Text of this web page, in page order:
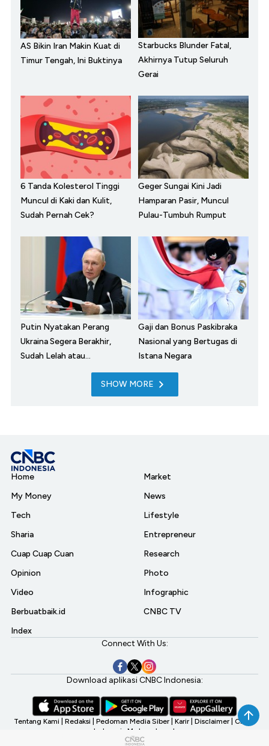
AS Bikin Iran Makin Kuat di
Timur Tengah, Ini Buktinya
Starbucks Blunder Fatal,
Akhirnya Tutup Seluruh
Gerai
6 Tanda Kolesterol Tinggi
Muncul di Kaki dan Kulit,
Sudah Pernah Cek?
Geger Sungai Kini Jadi
Hamparan Pasir, Muncul
Pulau-Tumbuh Rumput
Putin Nyatakan Perang
Ukraina Segera Berakhir,
Sudah Lelah atau...
Gaji dan Bonus Paskibraka
Nasional yang Bertugas di
Istana Negara
SHOW MORE
Home
My Money
Tech
Sharia
Cuap Cuap Cuan
Opinion
Video
Berbuatbaik.id
Index
Market
News
Lifestyle
Entrepreneur
Research
Photo
Infographic
CNBC TV
Connect With Us:
Download aplikasi CNBC Indonesia:
Tentang Kami Redaksi Pedoman Media Siber Karir Disclaimer CNBC
Indonesia My Investment
©2026 CNBC Indonesia, A Transmedia Company